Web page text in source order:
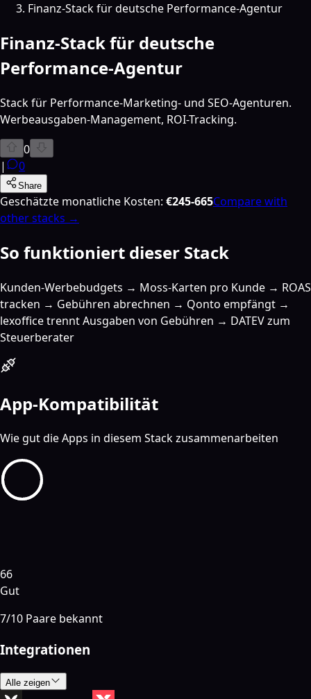
Finanz-Stack für deutsche Performance-Agentur
Finanz-Stack für deutsche
Performance-Agentur
Stack für Performance-Marketing- und SEO-Agenturen.
Werbeausgaben-Management, ROI-Tracking.
0
|
0
Share
Geschätzte monatliche Kosten: €245-665Compare with
other stacks →
So funktioniert dieser Stack
Kunden-Werbebudgets → Moss-Karten pro Kunde → ROAS
tracken → Gebühren abrechnen → Qonto empfängt →
lexoffice trennt Ausgaben von Gebühren → DATEV zum
Steuerberater
App-Kompatibilität
Wie gut die Apps in diesem Stack zusammenarbeiten
66
Gut
7/10 Paare bekannt
Integrationen
Alle zeigen